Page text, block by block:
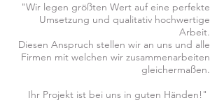
"Wir legen größten Wert auf eine perfekte
Umsetzung und qualitativ hochwertige
Arbeit.
Diesen Anspruch stellen wir an uns und alle
Firmen mit welchen wir zusammenarbeiten
gleichermaßen.
Ihr Projekt ist bei uns in guten Händen!"